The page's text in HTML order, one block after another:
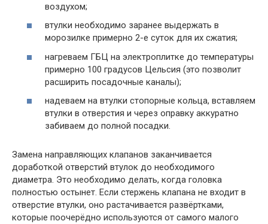
воздухом;
втулки необходимо заранее выдержать в
морозилке примерно 2-е суток для их сжатия;
нагреваем ГБЦ на электроплитке до температуры
примерно 100 градусов Цельсия (это позволит
расширить посадочные каналы);
надеваем на втулки стопорные кольца, вставляем
втулки в отверстия и через оправку аккуратно
забиваем до полной посадки.
Замена направляющих клапанов заканчивается
доработкой отверстий втулок до необходимого
диаметра. Это необходимо делать, когда головка
полностью остынет. Если стержень клапана не входит в
отверстие втулки, оно растачивается развёртками,
которые поочерёдно используются от самого малого